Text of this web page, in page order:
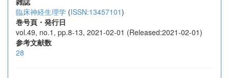
臨床神経生理学 (ISSN:13457101)
巻号頁・発行日
vol.49, no.1, pp.8-13, 2021-02-01 (Released:2021-02-01)
参考文献数
28